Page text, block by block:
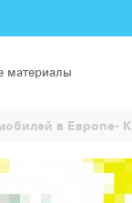
материалы
в Европе-